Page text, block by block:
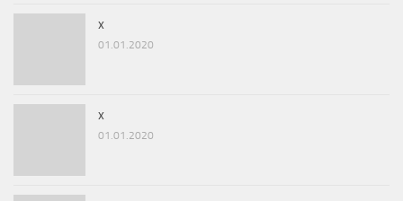
x
01.01.2020
x
01.01.2020